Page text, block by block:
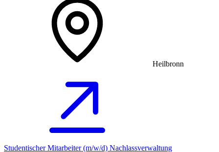
Heilbronn
Studentischer Mitarbeiter (m/w/d) Nachlassverwaltung